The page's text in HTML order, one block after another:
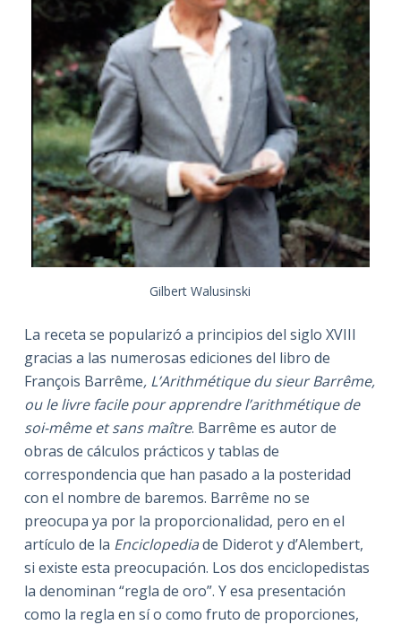
Gilbert Walusinski
La receta se popularizó a principios del siglo XVIII
gracias a las numerosas ediciones del libro de
François Barrême, L’Arithmétique du sieur Barrême,
ou le livre facile pour apprendre l’arithmétique de
soi-même et sans maître. Barrême es autor de
obras de cálculos prácticos y tablas de
correspondencia que han pasado a la posteridad
con el nombre de baremos. Barrême no se
preocupa ya por la proporcionalidad, pero en el
artículo de la Enciclopediade Diderot y d’Alembert,
si existe esta preocupación. Los dos enciclopedistas
la denominan “regla de oro”. Y esa presentación
como la regla en sí o como fruto de proporciones,